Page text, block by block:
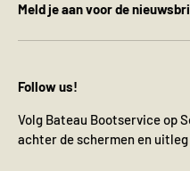
Meld je aan voor de
Follow us!
Volg Bateau Bootservice op
achter de schermen en